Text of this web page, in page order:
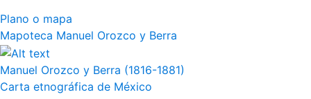
Plano o mapa
Mapoteca Manuel Orozco y Berra
Manuel Orozco y Berra (1816-1881)
Carta etnográfica de México